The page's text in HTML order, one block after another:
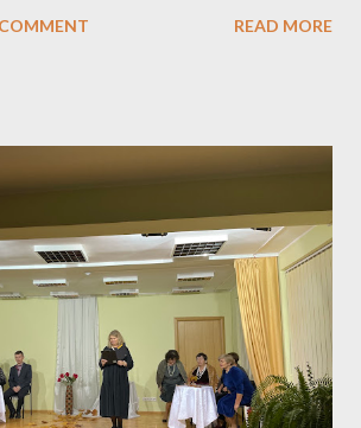
pasirodo yra rankytėse,
READ MORE